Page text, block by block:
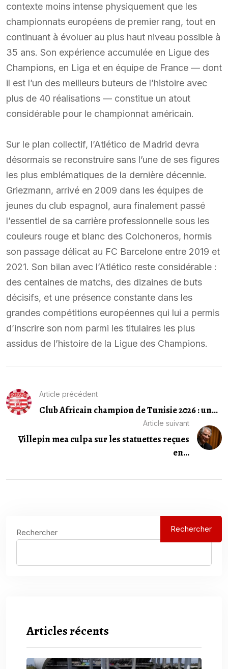
contexte moins intense physiquement que les
championnats européens de premier rang, tout en
continuant à évoluer au plus haut niveau possible à
35 ans. Son expérience accumulée en Ligue des
Champions, en Liga et en équipe de France — dont
il est l’un des meilleurs buteurs de l’histoire avec
plus de 40 réalisations — constitue un atout
considérable pour le championnat américain.
Sur le plan collectif, l’Atlético de Madrid devra
désormais se reconstruire sans l’une de ses figures
les plus emblématiques de la dernière décennie.
Griezmann, arrivé en 2009 dans les équipes de
jeunes du club espagnol, aura finalement passé
l’essentiel de sa carrière professionnelle sous les
couleurs rouge et blanc des Colchoneros, hormis
son passage délicat au FC Barcelone entre 2019 et
2021. Son bilan avec l’Atlético reste considérable :
des centaines de matchs, des dizaines de buts
décisifs, et une présence constante dans les
grandes compétitions européennes qui lui a permis
d’inscrire son nom parmi les titulaires les plus
assidus de l’histoire de la Ligue des Champions.
Article précédent
Club Africain champion de Tunisie 2026 : un...
Article suivant
Villepin mea culpa sur les statuettes reçues
en...
Rechercher Rechercher
Articles récents